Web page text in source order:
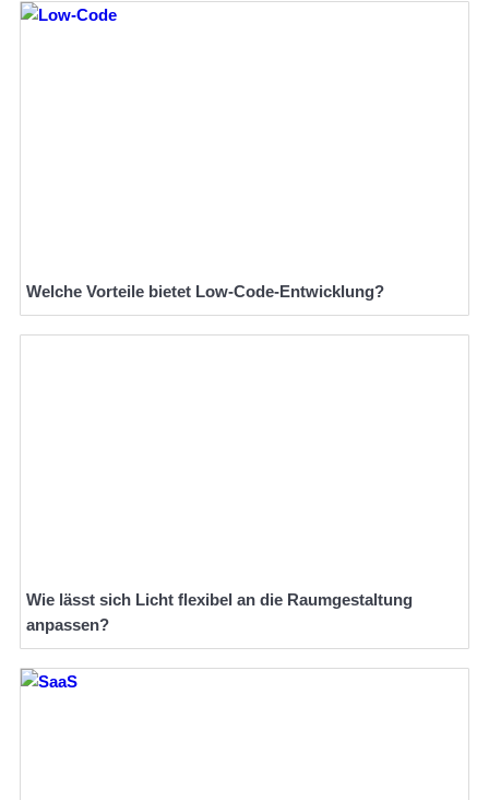
Welche Vorteile bietet Low-Code-Entwicklung?
Wie lässt sich Licht flexibel an die Raumgestaltung
anpassen?